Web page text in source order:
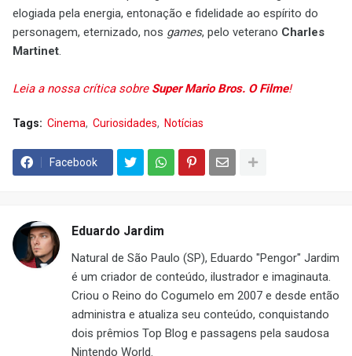
elogiada pela energia, entonação e fidelidade ao espírito do
personagem, eternizado, nos games, pelo veterano Charles
Martinet.
Leia a nossa crítica sobre Super Mario Bros. O Filme!
Tags: Cinema Curiosidades Notícias
Facebook
Eduardo Jardim
Natural de São Paulo (SP), Eduardo "Pengor" Jardim
é um criador de conteúdo, ilustrador e imaginauta.
Criou o Reino do Cogumelo em 2007 e desde então
administra e atualiza seu conteúdo, conquistando
dois prêmios Top Blog e passagens pela saudosa
Nintendo World.